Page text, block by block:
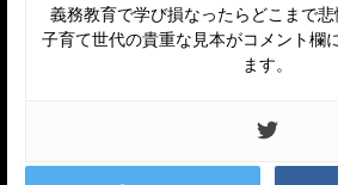
義務教育で学び損なったらどこまで
子育て世代の貴重な見本がコメント欄
ます。